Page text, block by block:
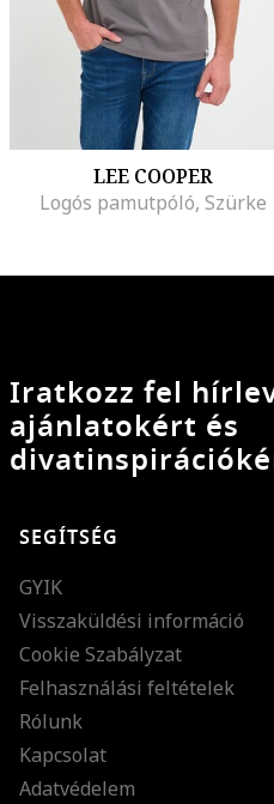
LEE COOPER
Logós pamutpóló, Szürke
Iratkozz fel
ajánlatokért és
SEGÍTSÉG
GYIK
Visszaküldési információ
Cookie Szabályzat
Felhasználási feltételek
Rólunk
Kapcsolat
Adatvédelem